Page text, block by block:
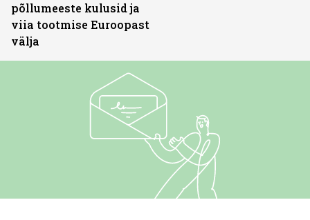
põllumeeste kulusid ja
viia tootmise Euroopast
välja